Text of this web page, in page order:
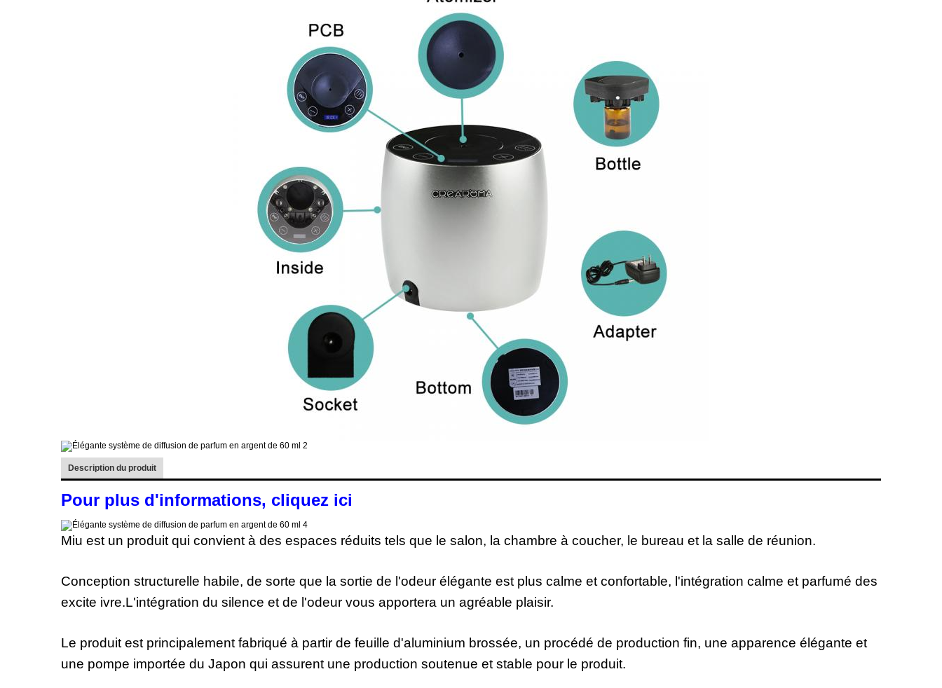
Description du produit
Pour plus d'informations, cliquez ici
Miu est un produit qui convient à des espaces réduits tels que le salon, la chambre à coucher, le bureau et la salle de réunion.
Conception structurelle habile, de sorte que la sortie de l'odeur élégante est plus calme et confortable, l'intégration calme et parfumé des
excite ivre.L'intégration du silence et de l'odeur vous apportera un agréable plaisir.
Le produit est principalement fabriqué à partir de feuille d'aluminium brossée, un procédé de production fin, une apparence élégante et
une pompe importée du Japon qui assurent une production soutenue et stable pour le produit.